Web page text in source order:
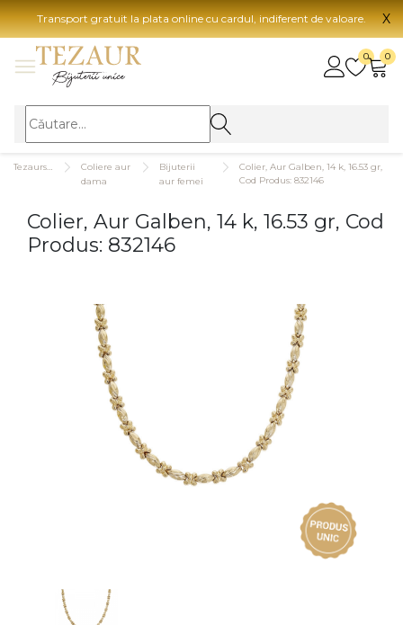
Transport gratuit la plata online cu cardul, indiferent de valoare. X
0 0
BIJUTERII
BIJUTERII FEMEI
Inele
Bratari
Pandantive
BIJUTERII BARBATI
BIJUTERII COPII
Coliere aur
dama
Bijuterii
aur femei
Colier, Aur Galben, 14 k, 16.53 gr,
Cod Produs: 832146
Colier, Aur Galben, 14 k, 16.53 gr, Cod
Produs: 832146